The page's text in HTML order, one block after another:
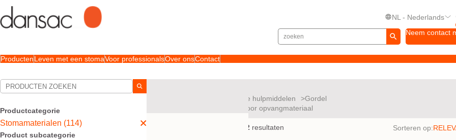
NL - Nederlands
Neem contact
ProductenLeven met een stomaVoor professionalsOver onsContact
Productcategorie
Stomamaterialen (114)
Product subcategorie
Aanvullende hulpmiddelen
Gordel
Aanvullende hulpmiddelen voor opvangmateriaal
2 resultaten Sorteren op: